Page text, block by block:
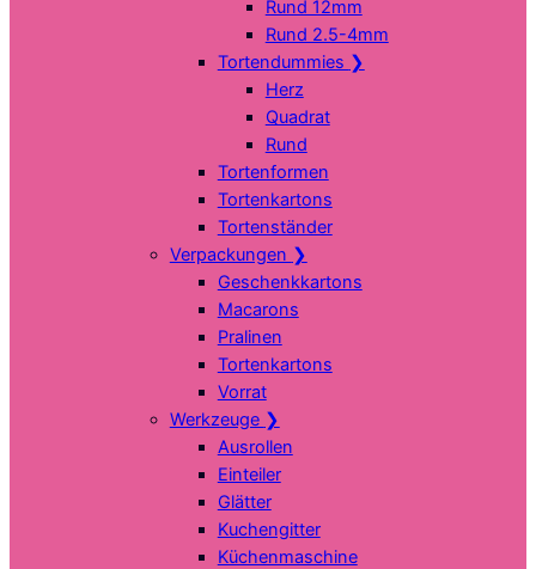
Rund 12mm
Rund 2.5-4mm
Tortendummies ❯
Herz
Quadrat
Rund
Tortenformen
Tortenkartons
Tortenständer
Verpackungen ❯
Geschenkkartons
Macarons
Pralinen
Tortenkartons
Vorrat
Werkzeuge ❯
Ausrollen
Einteiler
Glätter
Kuchengitter
Küchenmaschine